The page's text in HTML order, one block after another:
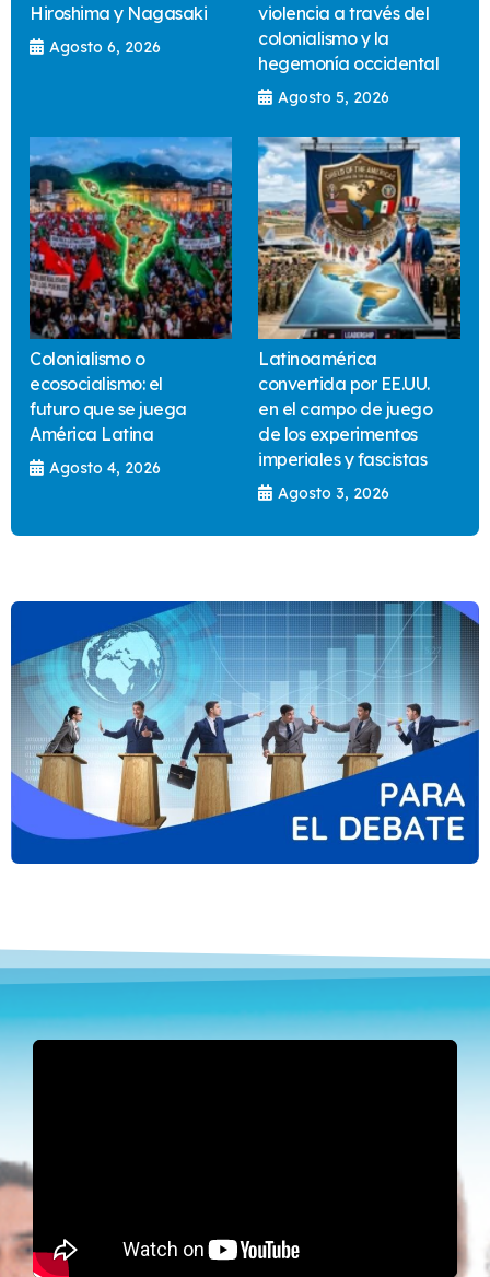
Hiroshima y Nagasaki
Agosto 6, 2026
violencia a través del
colonialismo y la
hegemonía occidental
Agosto 5, 2026
Colonialismo o
ecosocialismo: el
futuro que se juega
América Latina
Agosto 4, 2026
Latinoamérica
convertida por EE.UU.
en el campo de juego
de los experimentos
imperiales y fascistas
Agosto 3, 2026